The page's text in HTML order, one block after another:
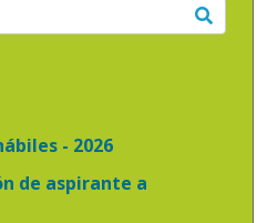
- 2026
de aspirante a